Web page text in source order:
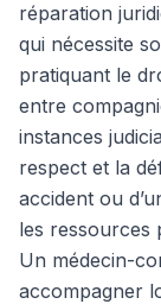
réparation
qui nécessite
pratiquant le
entre
instances
respect et la
accident ou
les ressources
Un médecin-
accompagner